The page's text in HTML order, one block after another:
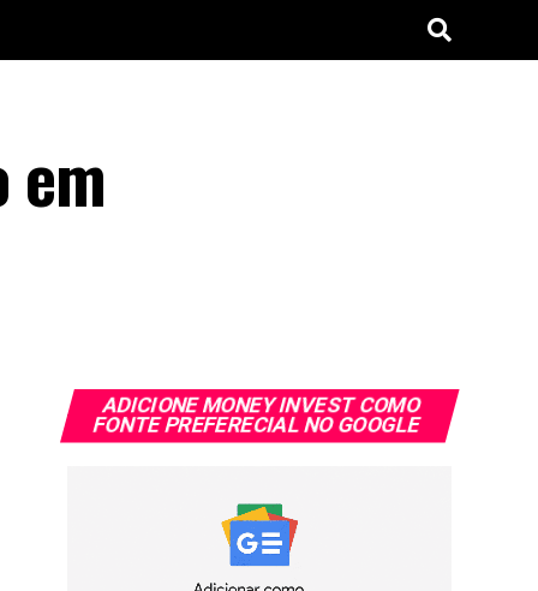
em
ADICIONE MONEY INVEST COMO
FONTE PREFERECIAL NO GOOGLE